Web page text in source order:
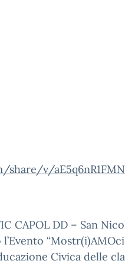
v/
CAPOL DD – San
l’Evento
Civica delle